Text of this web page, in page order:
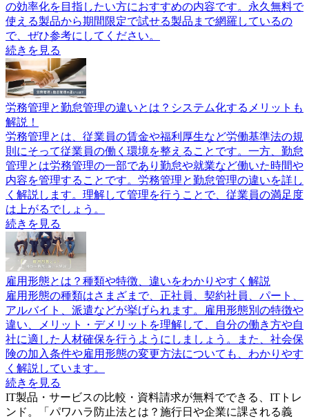
の効率化を目指したい方におすすめの内容です。永久無料で
使える製品から期間限定で試せる製品まで網羅しているの
で、ぜひ参考にしてください。
続きを見る
労務管理と勤怠管理の違いとは？システム化するメリットも
解説！
労務管理とは、従業員の賃金や福利厚生など労働基準法の規
則にそって従業員の働く環境を整えることです。一方、勤怠
管理とは労務管理の一部であり勤怠や就業など働いた時間や
内容を管理することです。労務管理と勤怠管理の違いを詳し
く解説します。理解して管理を行うことで、従業員の満足度
は上がるでしょう。
続きを見る
雇用形態とは？種類や特徴、違いをわかりやすく解説
雇用形態の種類はさまざまで、正社員、契約社員、パート、
アルバイト、派遣などが挙げられます。雇用形態別の特徴や
違い、メリット・デメリットを理解して、自分の働き方や自
社に適した人材確保を行うようにしましょう。また、社会保
険の加入条件や雇用形態の変更方法についても、わかりやす
く解説しています。
続きを見る
IT製品・サービスの比較・資料請求が無料でできる、ITトレ
ンド。「 パワハラ防止法とは？施行日や企業に課される義